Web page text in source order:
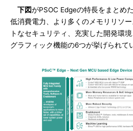
下図がPSOC Edgeの特長をまとめ
低消費電力、より多くのメモリリソ
トなセキュリティ、充実した開発環
グラフィック機能の6つが挙げられて